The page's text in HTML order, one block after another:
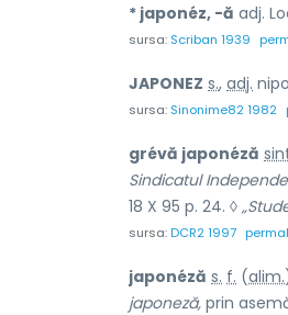
* japonéz, -ă adj.
sursa: Scriban 1939
JAPONEZ s., adj.
sursa: Sinonime82 1982
grévă japonéză
Sindicatul
18 X 95 p. 24. ◊
sursa:DCR2 1997
japonéză s. f. (alim.
japoneză, prin